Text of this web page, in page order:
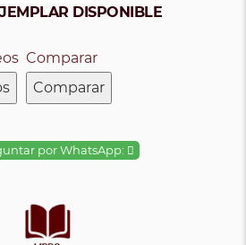
DISPONIBLE
Comparar
Comparar
por WhatsApp: